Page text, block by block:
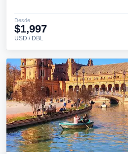
Desde
$1,997
USD / DBL